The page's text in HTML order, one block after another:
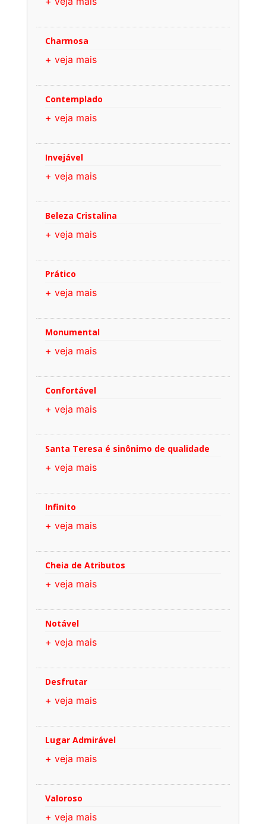
Charmosa
+ veja mais
Contemplado
+ veja mais
Invejável
+ veja mais
Beleza Cristalina
+ veja mais
Prático
+ veja mais
Monumental
+ veja mais
Confortável
+ veja mais
Santa Teresa é sinônimo de qualidade
+ veja mais
Infinito
+ veja mais
Cheia de Atributos
+ veja mais
Notável
+ veja mais
Desfrutar
+ veja mais
Lugar Admirável
+ veja mais
Valoroso
+ veja mais